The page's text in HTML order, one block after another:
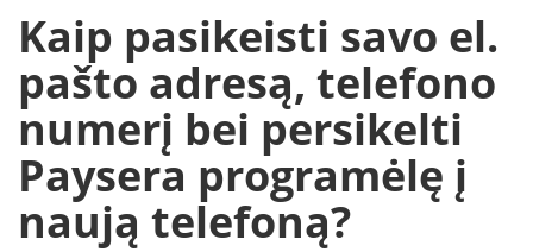
Kaip pasikeisti savo el.
pašto adresą, telefono
numerį bei persikelti
Paysera programėlę į
naują telefoną?